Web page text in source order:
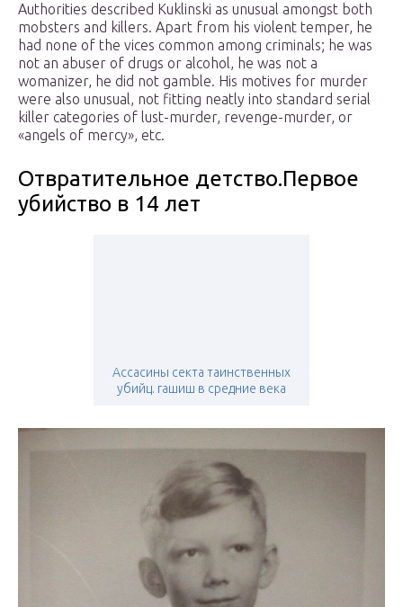
Authorities described Kuklinski as unusual amongst both
mobsters and killers. Apart from his violent temper, he
had none of the vices common among criminals; he was
not an abuser of drugs or alcohol, he was not a
womanizer, he did not gamble. His motives for murder
were also unusual, not fitting neatly into standard serial
killer categories of lust-murder, revenge-murder, or
«angels of mercy», etc.
Отвратительное детство.Первое
убийство в 14 лет
Ассасины секта таинственных
убийц. гашиш в средние века